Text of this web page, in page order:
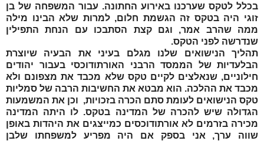
בכלל לטקס שערכנו באירוע החתונה. עבור המשפחה של בן
זוגי היה בטקס זה הגשמת חלום, למרות שלא הבינו מילה
ממה שהרב אמר, וגם קצת הסתבכו עם הנחת התפילין
שנדרשה לפני הטקס.
תהליך הנישואים שלנו מגלם בעיני את הבעיה שיוצרת
הבלעדיות של הממסד הרבני האורתודוכסי בעבור יהודים
חילוניים, שנאלצים לקיים טקס שלא מכבד את מצפונם ולא
מכבד את ההלכה. הוא מבטא את החשיבות הרבה של סמליות
טקס הנישואים לעומת סתם הכרה בזכויות, וכן את המשמעות
הגדולה שיש להכרה של המדינה בטקס. לו היתה המדינה
מכירה בזרמים לא אורתודוכסים כמייצגים את היהדות באופן
שווה ערך, אני בספק אם היה מפריע למשפחתו שלבן